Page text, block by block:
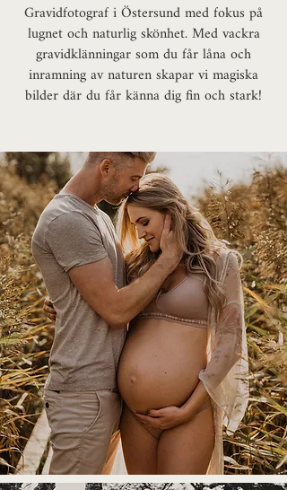
Gravidfotograf i Östersund med fokus på
lugnet och naturlig skönhet. Med vackra
gravidklänningar som du får låna och
inramning av naturen skapar vi magiska
bilder där du får känna dig fin och stark!